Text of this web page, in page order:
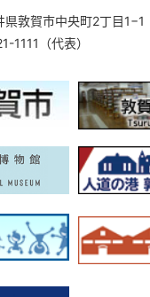
敦賀市中央町2丁目1−1
1111（代表）